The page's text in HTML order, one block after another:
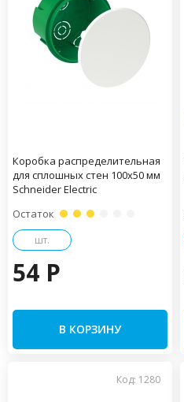
Коробка распределительная
для сплошных стен 100х50 мм
Schneider Electric
Остаток
шт.
54 P
В КОРЗИНУ
Код: 1280